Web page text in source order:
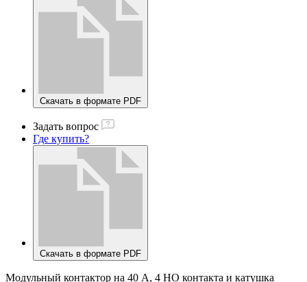
Скачать в формате PDF
Задать вопрос
Где купить?
Скачать в формате PDF
Модульный контактор на 40 А, 4 НО контакта и катушка